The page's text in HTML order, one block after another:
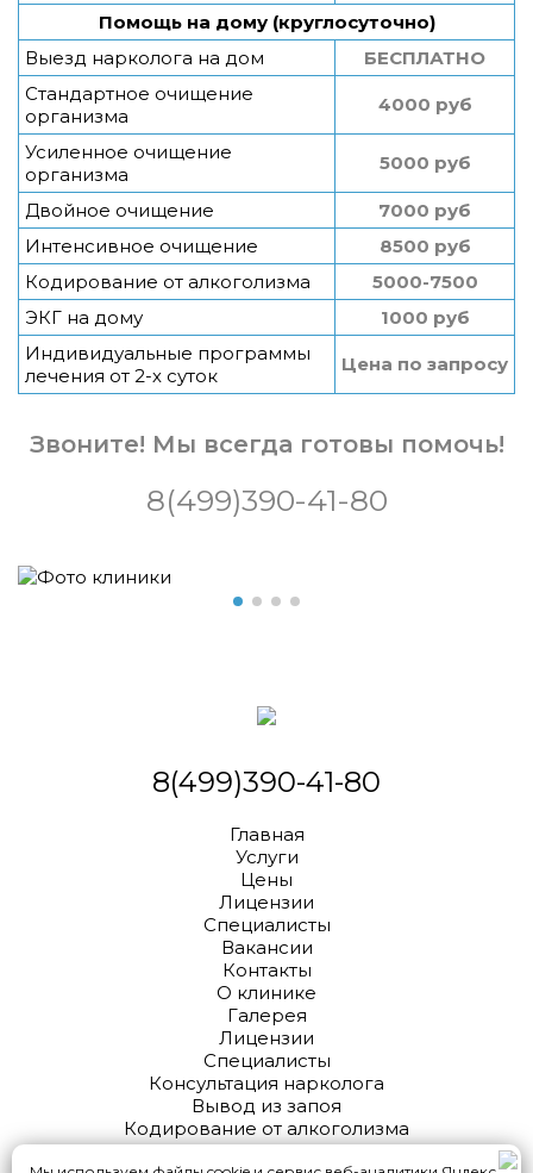
Помощь на дому (круглосуточно)
Выезд нарколога на дом
БЕСПЛАТНО
Стандартное очищение
организма
4000 руб
Усиленное очищение
организма
5000 руб
Двойное очищение
7000 руб
Интенсивное очищение
8500 руб
Кодирование от алкоголизма
5000-7500
ЭКГ на дому
1000 руб
Индивидуальные программы
лечения от 2-х суток
Цена по запросу
Звоните! Мы всегда готовы помочь!
8(499)390-41-80
8(499)390-41-80
Главная
Услуги
Цены
Лицензии
Специалисты
Вакансии
Контакты
О клинике
Галерея
Лицензии
Специалисты
Консультация нарколога
Вывод из запоя
Кодирование от алкоголизма
Ингаляция ксеноном